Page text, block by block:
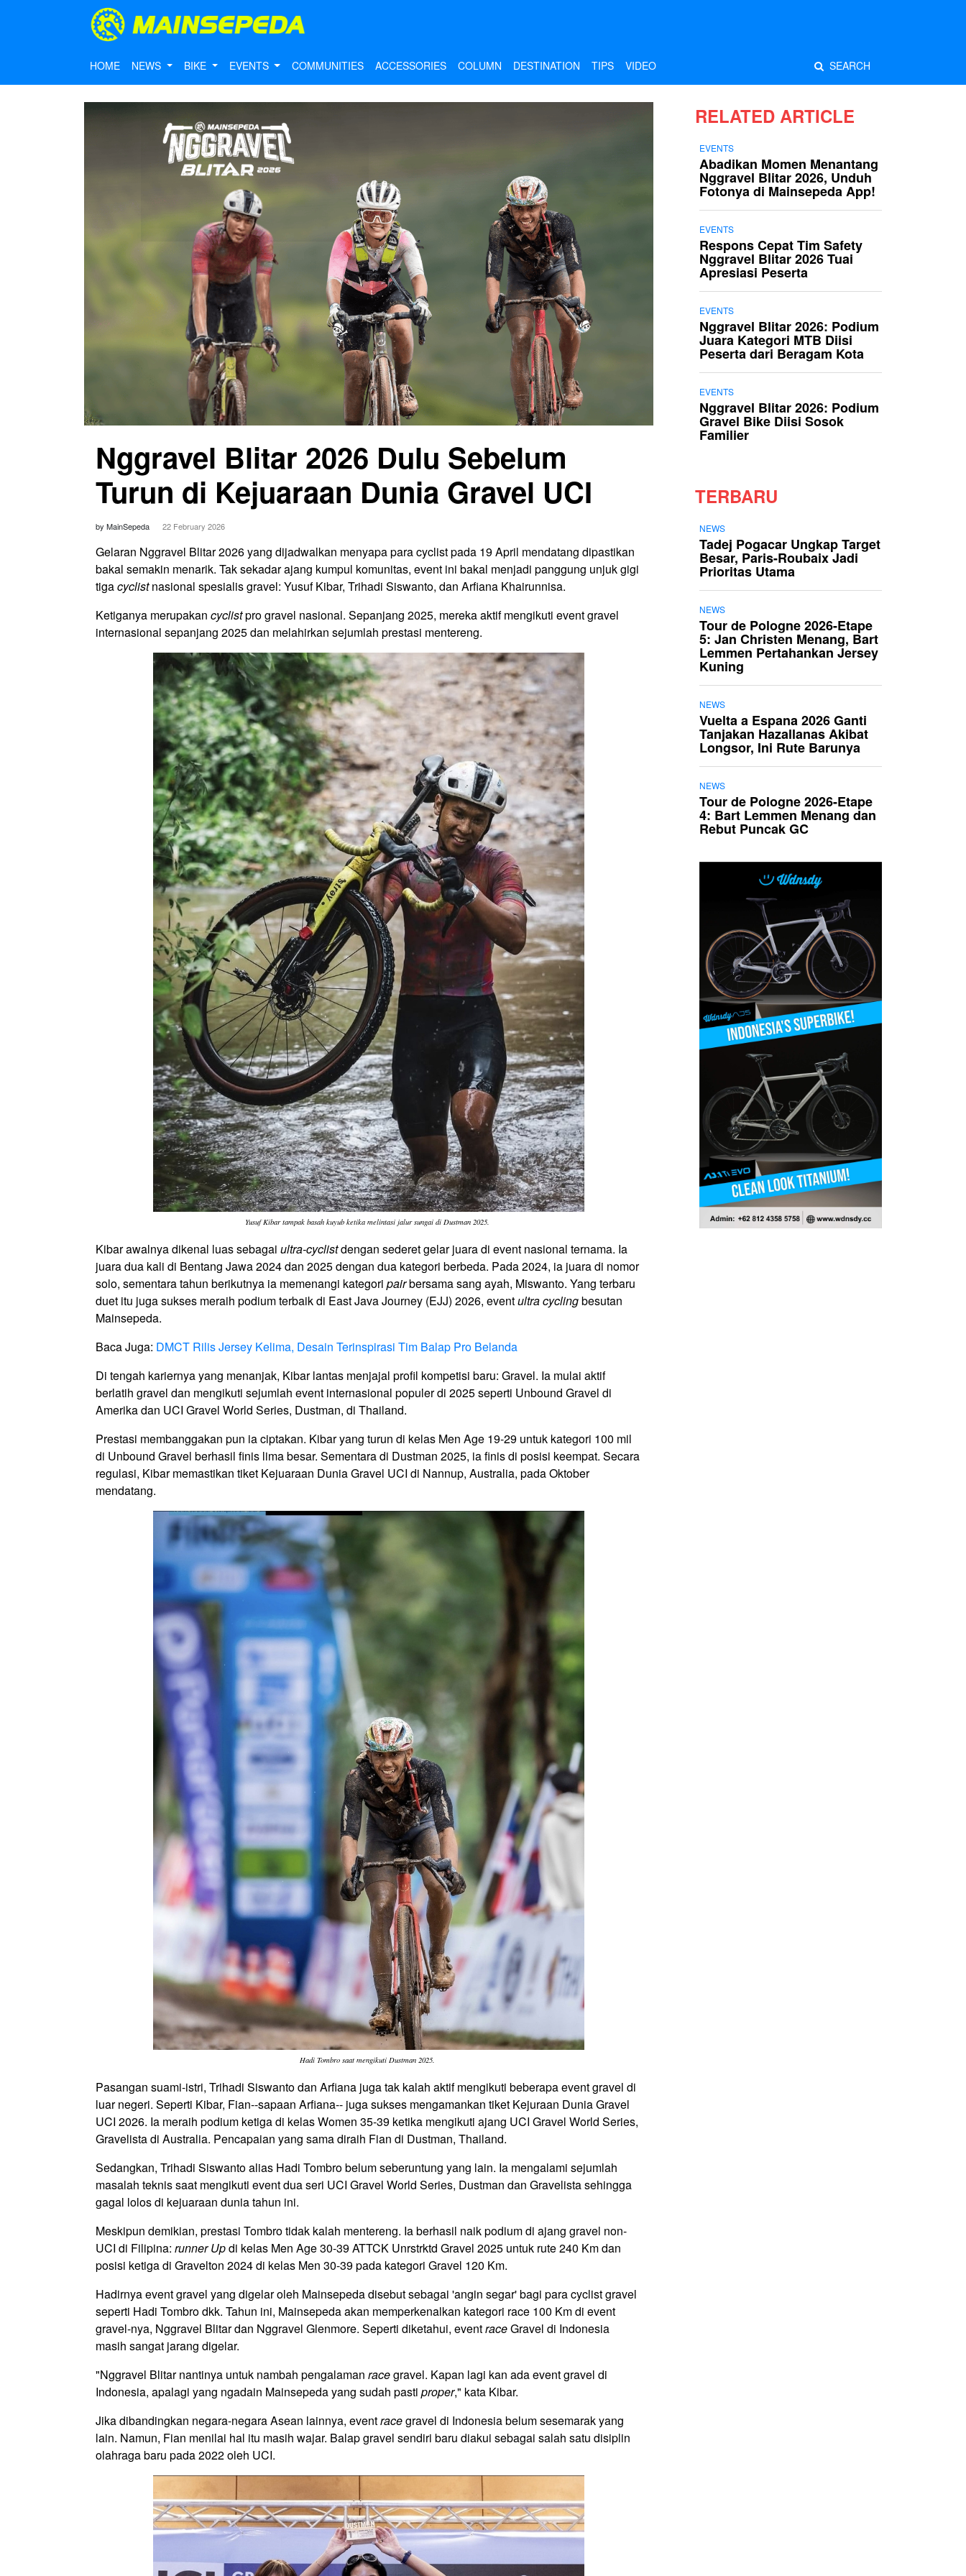
HOME NEWS BIKE EVENTS COMMUNITIES ACCESSORIES COLUMN DESTINATION TIPS VIDEO SEARCH
Nggravel Blitar 2026 Dulu Sebelum
Turun di Kejuaraan Dunia Gravel UCI
by MainSepeda 22 February 2026
Gelaran Nggravel Blitar 2026 yang dijadwalkan menyapa para cyclist pada 19 April mendatang dipastikan
bakal semakin menarik. Tak sekadar ajang kumpul komunitas, event ini bakal menjadi panggung unjuk gigi
tigacyclistnasional spesialis gravel: Yusuf Kibar, Trihadi Siswanto, dan Arfiana Khairunnisa.
Ketiganya merupakan cyclistpro gravel nasional. Sepanjang 2025, mereka aktif mengikuti event gravel
internasional sepanjang 2025 dan melahirkan sejumlah prestasi mentereng.
Yusuf Kibar tampak basah kuyub ketika melintasi jalur sungai di Dustman 2025.
Kibar awalnya dikenal luas sebagai ultra-cyclistdengan sederet gelar juara di event nasional ternama. Ia
juara dua kali di Bentang Jawa 2024 dan 2025 dengan dua kategori berbeda. Pada 2024, ia juara di nomor
solo, sementara tahun berikutnya ia memenangi kategori pairbersama sang ayah, Miswanto. Yang terbaru
duet itu juga sukses meraih podium terbaik di East Java Journey (EJJ) 2026, eventultra cyclingbesutan
Mainsepeda.
Baca Juga: DMCT Rilis Jersey Kelima, Desain Terinspirasi Tim Balap Pro Belanda
Di tengah kariernya yang menanjak, Kibar lantas menjajal profil kompetisi baru: Gravel. Ia mulai aktif
berlatih gravel dan mengikuti sejumlah event internasional populer di 2025 seperti Unbound Gravel di
Amerika dan UCI Gravel World Series, Dustman, di Thailand.
Prestasi membanggakan pun ia ciptakan. Kibar yang turun di kelas Men Age 19-29 untuk kategori 100 mil
di Unbound Gravel berhasil finis lima besar. Sementara di Dustman 2025, ia finis di posisi keempat. Secara
regulasi, Kibar memastikan tiket Kejuaraan Dunia Gravel UCI di Nannup, Australia, pada Oktober
mendatang.
Hadi Tombro saat mengikuti Dustman 2025.
Pasangan suami-istri, Trihadi Siswanto dan Arfiana juga tak kalah aktif mengikuti beberapa event gravel di
luar negeri. Seperti Kibar, Fian--sapaan Arfiana-- juga sukses mengamankan tiket Kejuraan Dunia Gravel
UCI 2026. Ia meraih podium ketiga di kelas Women 35-39 ketika mengikuti ajang UCI Gravel World Series,
Gravelista di Australia. Pencapaian yang sama diraih Fian di Dustman, Thailand.
Sedangkan, Trihadi Siswanto alias Hadi Tombro belum seberuntung yang lain. Ia mengalami sejumlah
masalah teknis saat mengikuti event dua seri UCI Gravel World Series, Dustman dan Gravelista sehingga
gagal lolos di kejuaraan dunia tahun ini.
Meskipun demikian, prestasi Tombro tidak kalah mentereng. Ia berhasil naik podium di ajang gravel non-
UCI di Filipina: runner Updi kelas Men Age 30-39 ATTCK Unrstrktd Gravel 2025 untuk rute 240 Km dan
posisi ketiga di Gravelton 2024 di kelas Men 30-39 pada kategori Gravel 120 Km.
Hadirnya event gravel yang digelar oleh Mainsepeda disebut sebagai 'angin segar' bagi para cyclist gravel
seperti Hadi Tombro dkk. Tahun ini, Mainsepeda akan memperkenalkan kategori race 100 Km di event
gravel-nya, Nggravel Blitar dan Nggravel Glenmore. Seperti diketahui, eventraceGravel di Indonesia
masih sangat jarang digelar.
"Nggravel Blitar nantinya untuk nambah pengalaman racegravel. Kapan lagi kan ada event gravel di
Indonesia, apalagi yang ngadain Mainsepeda yang sudah pasti proper," kata Kibar.
Jika dibandingkan negara-negara Asean lainnya, eventracegravel di Indonesia belum sesemarak yang
lain. Namun, Fian menilai hal itu masih wajar. Balap gravel sendiri baru diakui sebagai salah satu disiplin
olahraga baru pada 2022 oleh UCI.
RELATED ARTICLE
EVENTS
Abadikan Momen Menantang
Nggravel Blitar 2026, Unduh
Fotonya di Mainsepeda App!
EVENTS
Respons Cepat Tim Safety
Nggravel Blitar 2026 Tuai
Apresiasi Peserta
EVENTS
Nggravel Blitar 2026: Podium
Juara Kategori MTB Diisi
Peserta dari Beragam Kota
EVENTS
Nggravel Blitar 2026: Podium
Gravel Bike Diisi Sosok
Familier
TERBARU
NEWS
Tadej Pogacar Ungkap Target
Besar, Paris-Roubaix Jadi
Prioritas Utama
NEWS
Tour de Pologne 2026-Etape
5: Jan Christen Menang, Bart
Lemmen Pertahankan Jersey
Kuning
NEWS
Vuelta a Espana 2026 Ganti
Tanjakan Hazallanas Akibat
Longsor, Ini Rute Barunya
NEWS
Tour de Pologne 2026-Etape
4: Bart Lemmen Menang dan
Rebut Puncak GC